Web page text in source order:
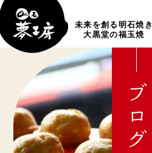
未来を創る明石焼き
大黒堂の福玉焼
ブログ